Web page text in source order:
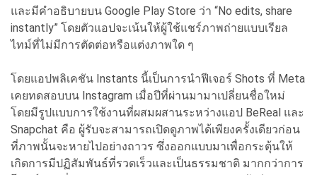
และมีคำอธิบายบน Google Play Store ว่า “No edits, share
instantly” โดยตัวแอปจะเน้นให้ผู้ใช้แชร์ภาพถ่ายแบบเรียล
ไทม์ที่ไม่มีการตัดต่อหรือแต่งภาพใด ๆ
โดยแอปพลิเคชัน Instants นี้เป็นการนำฟีเจอร์ Shots ที่ Meta
เคยทดสอบบน Instagram เมื่อปีที่ผ่านมามาเปลี่ยนชื่อใหม่
โดยมีรูปแบบการใช้งานที่ผสมผสานระหว่างแอป BeReal และ
Snapchat คือ ผู้รับจะสามารถเปิดดูภาพได้เพียงครั้งเดียวก่อน
ที่ภาพนั้นจะหายไปอย่างถาวร ซึ่งออกแบบมาเพื่อกระตุ้นให้
เกิดการมีปฏิสัมพันธ์ที่รวดเร็วและเป็นธรรมชาติ มากกว่าการ